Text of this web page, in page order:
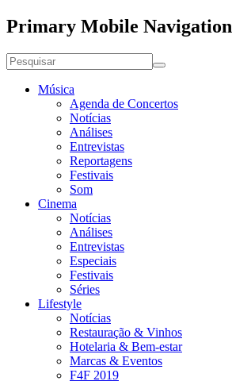
Primary Mobile Navigation
Música
Agenda de Concertos
Notícias
Análises
Entrevistas
Reportagens
Festivais
Som
Cinema
Notícias
Análises
Entrevistas
Especiais
Festivais
Séries
Lifestyle
Notícias
Restauração & Vinhos
Hotelaria & Bem-estar
Marcas & Eventos
F4F 2019